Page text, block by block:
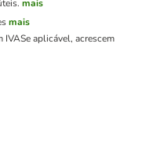
mais
mais
IVASe aplicável, acrescem